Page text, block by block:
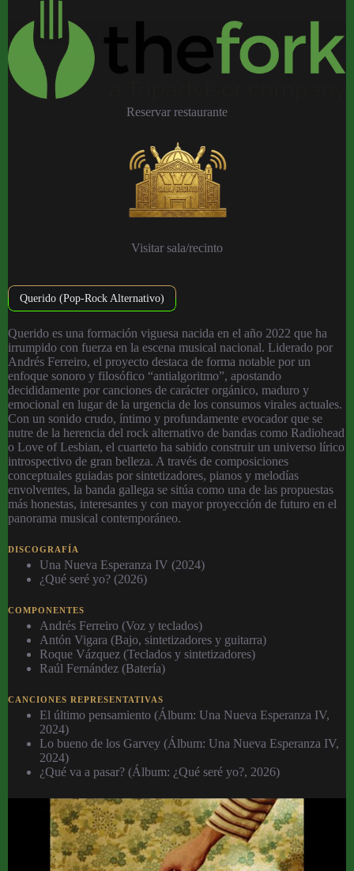
Reservar restaurante
Visitar sala/recinto
Querido (Pop-Rock Alternativo)
Querido es una formación viguesa nacida en el año 2022 que ha
irrumpido con fuerza en la escena musical nacional. Liderado por
Andrés Ferreiro, el proyecto destaca de forma notable por un
enfoque sonoro y filosófico “antialgoritmo”, apostando
decididamente por canciones de carácter orgánico, maduro y
emocional en lugar de la urgencia de los consumos virales actuales.
Con un sonido crudo, íntimo y profundamente evocador que se
nutre de la herencia del rock alternativo de bandas como Radiohead
o Love of Lesbian, el cuarteto ha sabido construir un universo lírico
introspectivo de gran belleza. A través de composiciones
conceptuales guiadas por sintetizadores, pianos y melodías
envolventes, la banda gallega se sitúa como una de las propuestas
más honestas, interesantes y con mayor proyección de futuro en el
panorama musical contemporáneo.
DISCOGRAFÍA
Una Nueva Esperanza IV (2024)
¿Qué seré yo? (2026)
COMPONENTES
Andrés Ferreiro (Voz y teclados)
Antón Vigara (Bajo, sintetizadores y guitarra)
Roque Vázquez (Teclados y sintetizadores)
Raúl Fernández (Batería)
CANCIONES REPRESENTATIVAS
El último pensamiento (Álbum: Una Nueva Esperanza IV,
2024)
Lo bueno de los Garvey (Álbum: Una Nueva Esperanza IV,
2024)
¿Qué va a pasar? (Álbum: ¿Qué seré yo?, 2026)